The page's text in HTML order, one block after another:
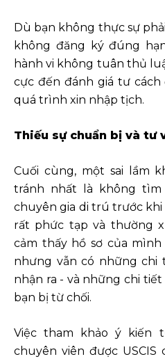
Dù bạn không thực sự
không đăng ký đúng
hành vi không tuân thủ
cực đến đánh giá tư
quá trình xin nhập tịch.
Thiếu sự chuẩn bị và tư
Cuối cùng, một sai lầm
tránh nhất là không
chuyên gia di trú trước
rất phức tạp và thường
cảm thấy hồ sơ của mình
nhưng vẫn có những chi
nhận ra - và những chi
bạn bị từ chối.
Việc tham khảo ý kiến
chuyên viên được